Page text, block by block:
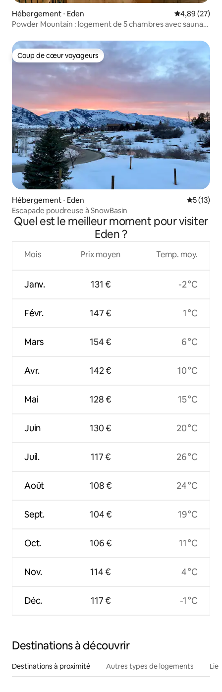
Hébergement ⋅ Eden Évaluation
4,89 (27)
Powder Mountain : logement de 5 chambres avec sauna
Coup de cœur voyageurs
Coup de cœur voyageurs
Hébergement ⋅ Eden
5 (13)
Escapade poudreuse à SnowBasin
Quel est le meilleur moment pour visiter
Eden ?
Mois
Janv.
Févr.
Mars
Avr.
Mai
Juin
Juil.
Août
Sept.
Oct.
Nov.
Déc.
Prix moyen
131 €
147 €
154 €
142 €
128 €
130 €
117 €
108 €
104 €
106 €
114 €
117 €
Temp. moy.
-2 °C
1 °C
6 °C
10 °C
15 °C
20 °C
26 °C
24 °C
19 °C
11 °C
4 °C
-1 °C
Destinations à découvrir
Destinations à proximité Autres types de logements